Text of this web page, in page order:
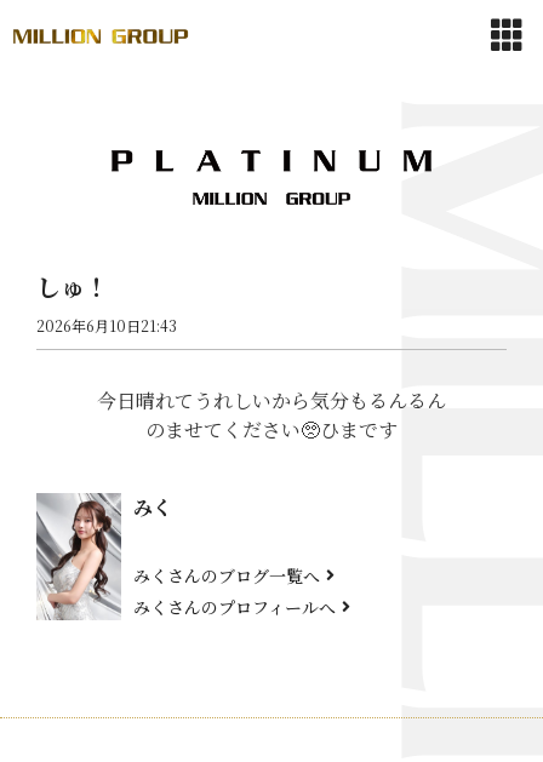
しゅ！
2026年6月10日21:43
今日晴れてうれしいから気分もるんるん
のませてください🥺ひまです
みく
みくさんのブログ一覧へ
みくさんのプロフィールへ